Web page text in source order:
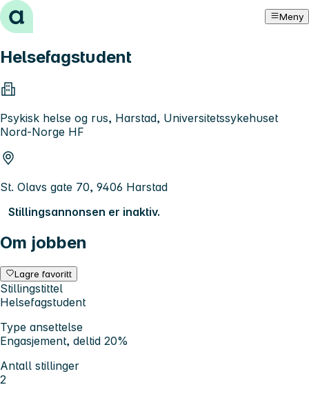
Hopp til innhold Meny
Helsefagstudent
Psykisk helse og rus, Harstad, Universitetssykehuset
Nord-Norge HF
St. Olavs gate 70, 9406 Harstad
Stillingsannonsen er inaktiv.
Om jobben
Lagre favoritt
Stillingstittel
Helsefagstudent
Type ansettelse
Engasjement, deltid 20%
Antall stillinger
2